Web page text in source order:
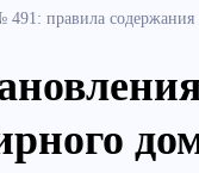
491: правила